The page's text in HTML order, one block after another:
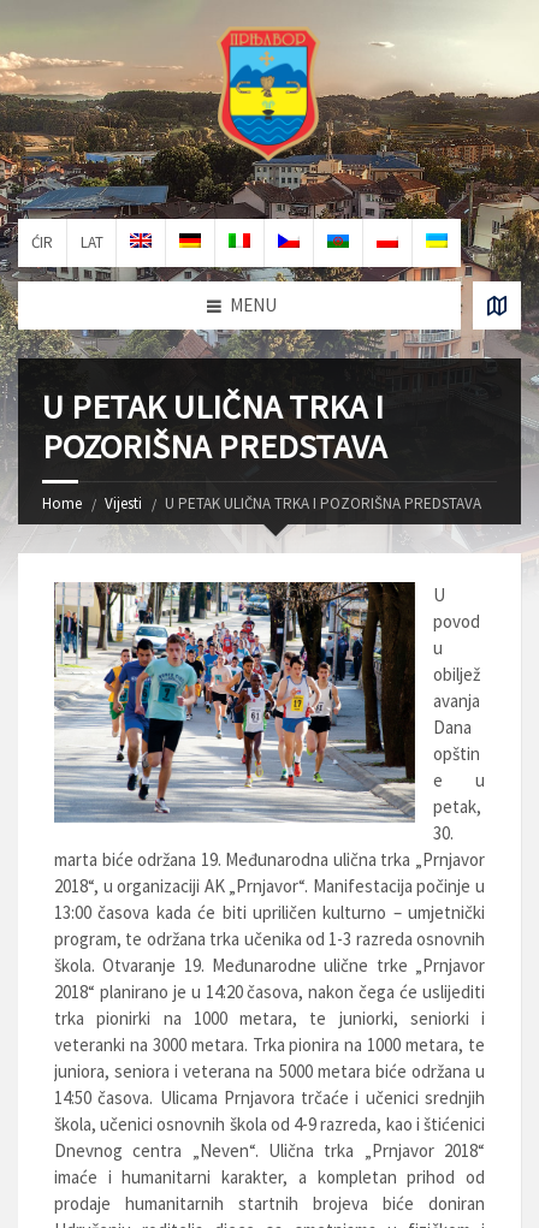
ĆIR LAT
MENU
U PETAK ULIČNA TRKA I
POZORIŠNA PREDSTAVA
Home Vijesti U PETAK ULIČNA TRKA I POZORIŠNA PREDSTAVA
U
povod
u
obiljež
avanja
Dana
opštin
e u
petak,
30.
marta biće održana 19. Međunarodna ulična trka „Prnjavor
2018“, u organizaciji AK „Prnjavor“. Manifestacija počinje u
13:00 časova kada će biti upriličen kulturno – umjetnički
program, te održana trka učenika od 1-3 razreda osnovnih
škola. Otvaranje 19. Međunarodne ulične trke „Prnjavor
2018“ planirano je u 14:20 časova, nakon čega će uslijediti
trka pionirki na 1000 metara, te juniorki, seniorki i
veteranki na 3000 metara. Trka pionira na 1000 metara, te
juniora, seniora i veterana na 5000 metara biće održana u
14:50 časova. Ulicama Prnjavora trčaće i učenici srednjih
škola, učenici osnovnih škola od 4-9 razreda, kao i štićenici
Dnevnog centra „Neven“. Ulična trka „Prnjavor 2018“
imaće i humanitarni karakter, a kompletan prihod od
prodaje humanitarnih startnih brojeva biće doniran